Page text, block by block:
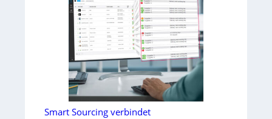
Smart Sourcing verbindet